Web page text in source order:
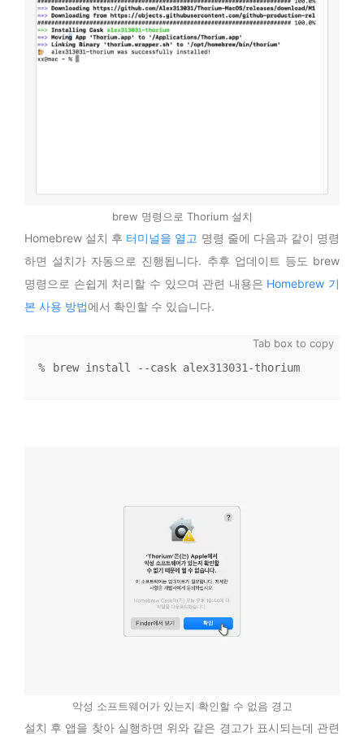
brew 명령으로 Thorium 설치
Homebrew 설치 후 터미널을 열고 명령 줄에 다음과 같이 명령
하면 설치가 자동으로 진행됩니다. 추후 업데이트 등도 brew
명령으로 손쉽게 처리할 수 있으며 관련 내용은 Homebrew 기
본 사용 방법에서 확인할 수 있습니다.
brew install --cask alex313031-thorium
악성 소프트웨어가 있는지 확인할 수 없음 경고
설치 후 앱을 찾아 실행하면 위와 같은 경고가 표시되는데 관련